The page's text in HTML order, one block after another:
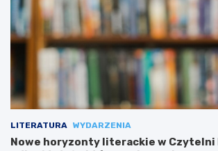
LITERATURA WYDARZENIA
Nowe horyzonty literackie w Czytelni